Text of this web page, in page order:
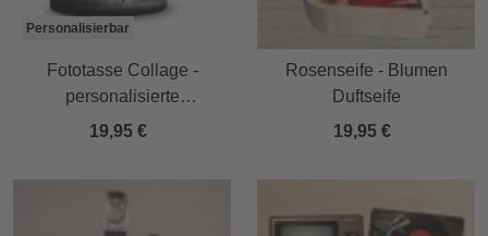
Personalisierbar
Fototasse Collage -
personalisierte
Zaubertasse
19,95 €
Rosenseife - Blumen
Duftseife
19,95 €